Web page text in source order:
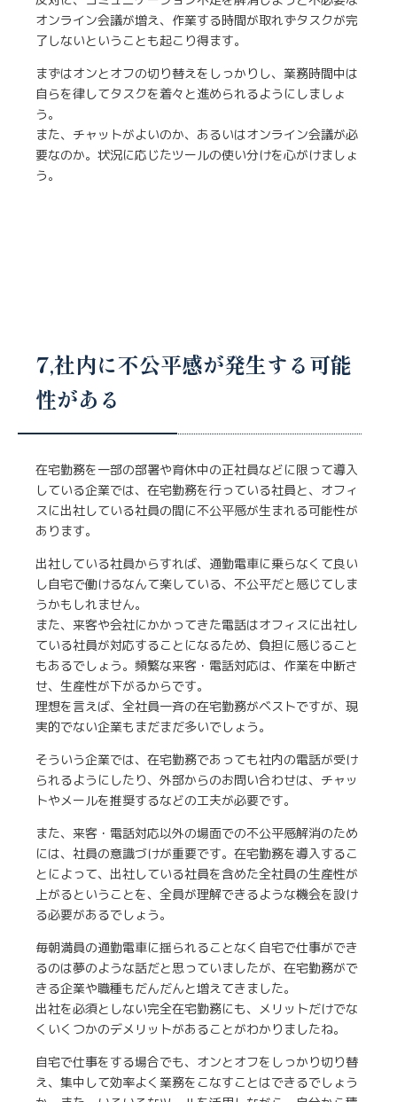
オンライン会議が増え、作業する時間が取れずタスクが完
了しないということも起こり得ます。
まずはオンとオフの切り替えをしっかりし、業務時間中は
自らを律してタスクを着々と進められるようにしましょ
う。
また、チャットがよいのか、あるいはオンライン会議が必
要なのか。状況に応じたツールの使い分けを心がけましょ
う。
7,社内に不公平感が発生する可能
性がある
在宅勤務を一部の部署や育休中の正社員などに限って導入
している企業では、在宅勤務を行っている社員と、オフィ
スに出社している社員の間に不公平感が生まれる可能性が
あります。
出社している社員からすれば、通勤電車に乗らなくて良い
し自宅で働けるなんて楽している、不公平だと感じてしま
うかもしれません。
また、来客や会社にかかってきた電話はオフィスに出社し
ている社員が対応することになるため、負担に感じること
もあるでしょう。頻繁な来客・電話対応は、作業を中断さ
せ、生産性が下がるからです。
理想を言えば、全社員一斉の在宅勤務がベストですが、現
実的でない企業もまだまだ多いでしょう。
そういう企業では、在宅勤務であっても社内の電話が受け
られるようにしたり、外部からのお問い合わせは、チャッ
トやメールを推奨するなどの工夫が必要です。
また、来客・電話対応以外の場面での不公平感解消のため
には、社員の意識づけが重要です。在宅勤務を導入するこ
とによって、出社している社員を含めた全社員の生産性が
上がるということを、全員が理解できるような機会を設け
る必要があるでしょう。
毎朝満員の通勤電車に揺られることなく自宅で仕事ができ
るのは夢のような話だと思っていましたが、在宅勤務がで
きる企業や職種もだんだんと増えてきました。
出社を必須としない完全在宅勤務にも、メリットだけでな
くいくつかのデメリットがあることがわかりましたね。
自宅で仕事をする場合でも、オンとオフをしっかり切り替
え、集中して効率よく業務をこなすことはできるでしょう